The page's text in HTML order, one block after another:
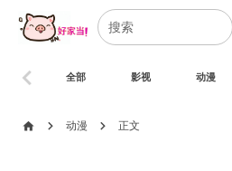
全部 影视 动漫
chevron_left
home chevron_right 动漫 chevron_right 正文